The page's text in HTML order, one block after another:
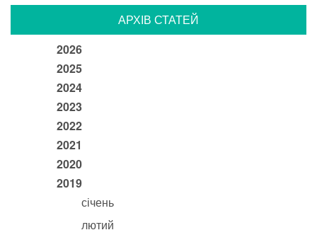
АРХІВ СТАТЕЙ
2026
2025
2024
2023
2022
2021
2020
2019
січень
лютий